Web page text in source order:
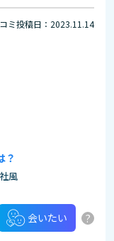
ミ投稿日：2023.11.14
？
風
会いたい ?